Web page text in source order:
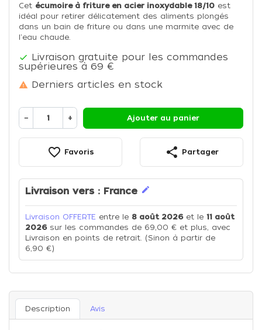
Cet écumoire à friture en acier inoxydable 18/10 est
idéal pour retirer délicatement des aliments plongés
dans un bain de friture ou dans une marmite avec de
l'eau chaude.
 Livraison gratuite pour les commandes
supérieures à 69 €
 Derniers articles en stock
− + Ajouter au panier
favorite_border Favoris share Partager
Livraison vers : France edit
Livraison OFFERTE entre le 8 août 2026et le 11 août
2026sur les commandes de 69,00 € et plus, avec
Livraison en points de retrait. (Sinon à partir de
6,90 €)
Description Avis